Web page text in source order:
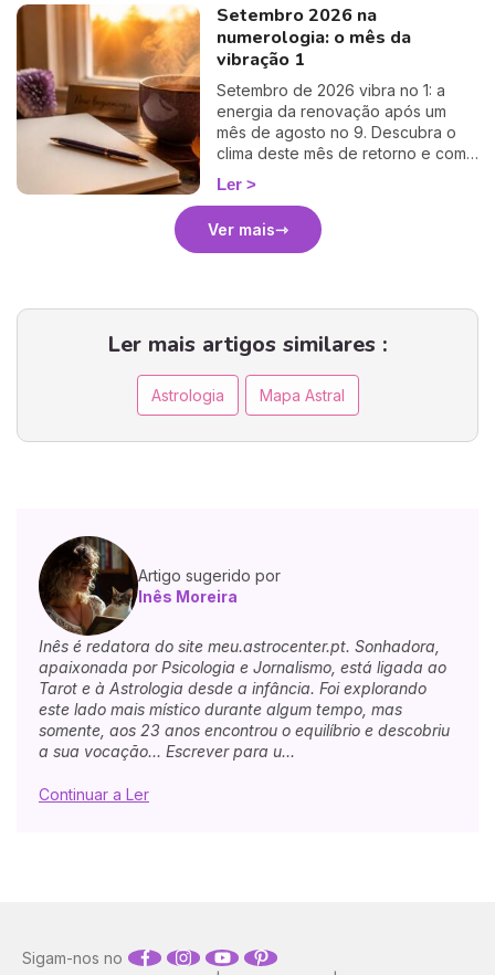
Setembro 2026 na
numerologia: o mês da
vibração 1
Setembro de 2026 vibra no 1: a
energia da renovação após um
mês de agosto no 9. Descubra o
clima deste mês de retorno e como
aproveitá-lo. 🌱
Ler
Ver mais
Ler mais artigos similares :
Astrologia Mapa Astral
Artigo sugerido por
Inês Moreira
Inês é redatora do site meu.astrocenter.pt. Sonhadora,
apaixonada por Psicologia e Jornalismo, está ligada ao
Tarot e à Astrologia desde a infância. Foi explorando
este lado mais místico durante algum tempo, mas
somente, aos 23 anos encontrou o equilíbrio e descobriu
a sua vocação... Escrever para u...
Continuar a Ler
Sigam-nos no